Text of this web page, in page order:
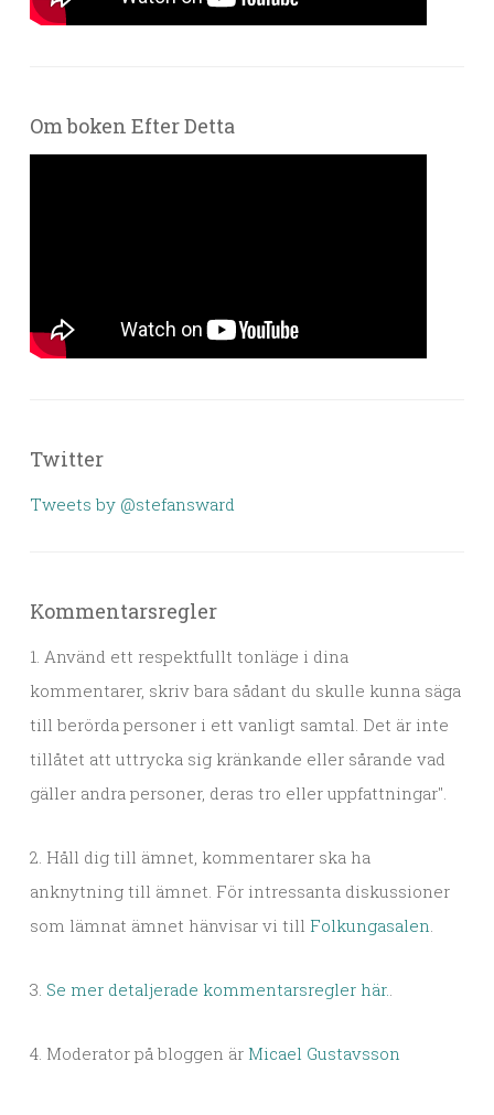
Om boken Efter Detta
Twitter
Tweets by @stefansward
Kommentarsregler
1. Använd ett respektfullt tonläge i dina
kommentarer, skriv bara sådant du skulle kunna säga
till berörda personer i ett vanligt samtal. Det är inte
tillåtet att uttrycka sig kränkande eller sårande vad
gäller andra personer, deras tro eller uppfattningar".
2. Håll dig till ämnet, kommentarer ska ha
anknytning till ämnet. För intressanta diskussioner
som lämnat ämnet hänvisar vi till Folkungasalen.
3. Se mer detaljerade kommentarsregler här..
4. Moderator på bloggen är Micael Gustavsson